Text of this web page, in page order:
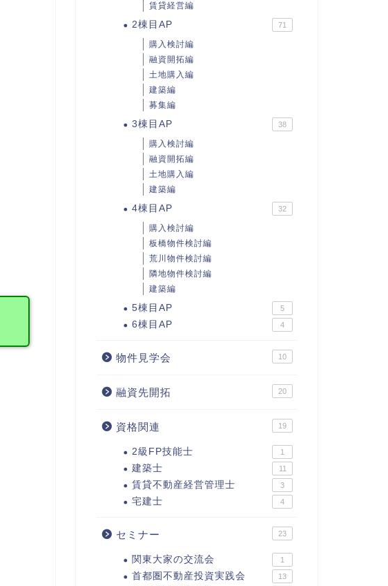
賃貸経営編
2棟目AP 71
購入検討編
融資開拓編
土地購入編
建築編
募集編
3棟目AP 38
購入検討編
融資開拓編
土地購入編
建築編
4棟目AP 32
購入検討編
板橋物件検討編
荒川物件検討編
隣地物件検討編
建築編
5棟目AP 5
6棟目AP 4
物件見学会 10
融資先開拓 20
資格関連 19
2級FP技能士 1
建築士 11
賃貸不動産経営管理士 3
宅建士 4
セミナー 23
関東大家の交流会 1
首都圏不動産投資実践会 13